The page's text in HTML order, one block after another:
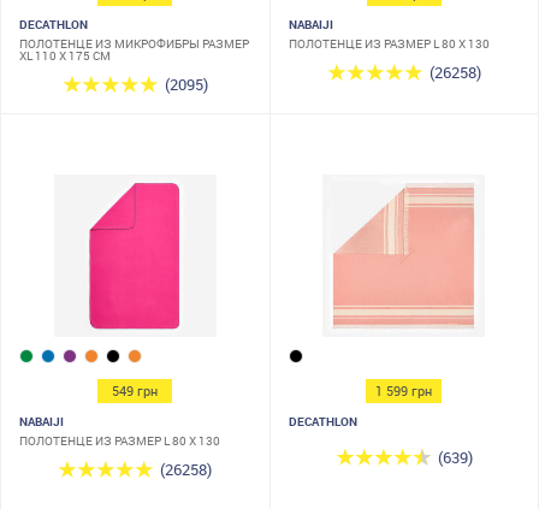
DECATHLON
ПОЛОТЕНЦЕ ИЗ МИКРОФИБРЫ РАЗМЕР
XL 110 X 175 СМ
(2095)
NABAIJI
ПОЛОТЕНЦЕ ИЗ РАЗМЕР L 80 X 130
(26258)
549 грн
NABAIJI
ПОЛОТЕНЦЕ ИЗ РАЗМЕР L 80 X 130
(26258)
1 599 грн
DECATHLON
(639)